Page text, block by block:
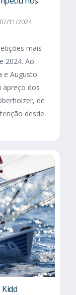
11/2024
mais
2024. Ao
e Augusto
apreço dos
de
desde